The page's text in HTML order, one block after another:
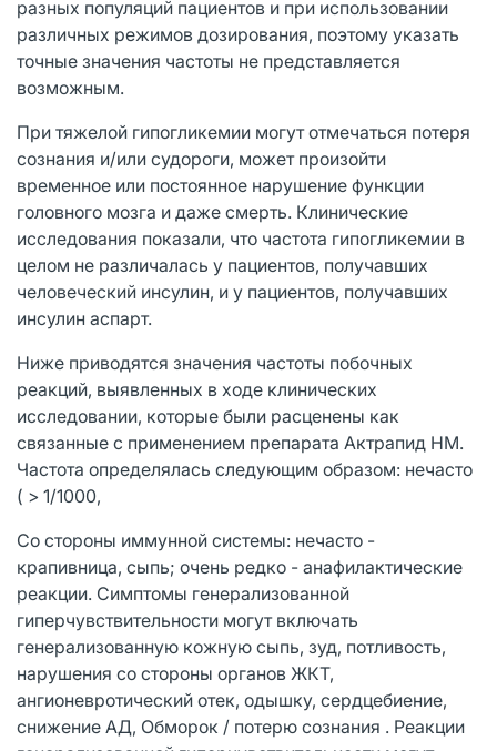
разных популяций пациентов и при использовании
различных режимов дозирования, поэтому указать
точные значения частоты не представляется
возможным.
При тяжелой гипогликемии могут отмечаться потеря
сознания и/или судороги, может произойти
временное или постоянное нарушение функции
головного мозга и даже смерть. Клинические
исследования показали, что частота гипогликемии в
целом не различалась у пациентов, получавших
человеческий инсулин, и у пациентов, получавших
инсулин аспарт.
Ниже приводятся значения частоты побочных
реакций, выявленных в ходе клинических
исследовании, которые были расценены как
связанные с применением препарата Актрапид НМ.
Частота определялась следующим образом: нечасто
( > 1/1000,
Со стороны иммунной системы: нечасто -
крапивница, сыпь; очень редко - анафилактические
реакции. Симптомы генерализованной
гиперчувствительности могут включать
генерализованную кожную сыпь, зуд, потливость,
нарушения со стороны органов ЖКТ,
ангионевротический отек, одышку, сердцебиение,
снижение АД, Обморок / потерю сознания . Реакции